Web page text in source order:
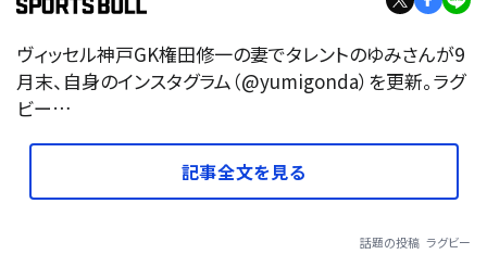
ヴィッセル神戸GK権田修一の妻でタレントのゆみさんが9
月末、自身のインスタグラム（@yumigonda）を更新。ラグ
ビー…
記事全文を見る
話題の投稿 ラグビー